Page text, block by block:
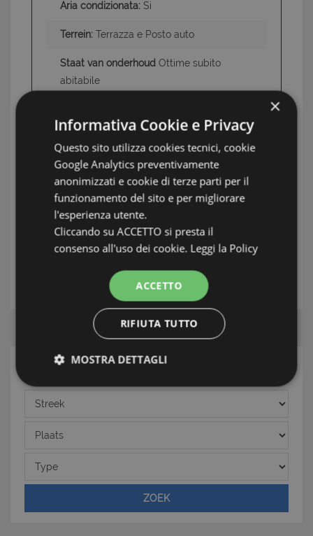
Aria condizionata: Si
Terrein: Terrazza e Posto auto
Staat van onderhoud Ottime subito
abitabile
MARINELLA / MONTEMARCELLO
TAG: Appartementen, Bocca di Magra /
Fiumaretta / Montemarcello/Marinella, Bocca
di Magra / Fiumaretta / Marinella /
Montemarcello
Streek
Plaats
Type
ZOEK
×
Informativa Cookie e Privacy
Questo sito utilizza cookies tecnici, cookie
Google Analytics preventivamente
anonimizzati e cookie di terze parti per il
funzionamento del sito e per migliorare
l'esperienza utente.
Cliccando su ACCETTO si presta il
consenso all'uso dei cookie. Leggi la Policy
ACCETTO
RIFIUTA TUTTO
MOSTRA DETTAGLI
Strettamente necessari e Statistiche
Strettamente necessari e Statistiche
I cookie strettamente necessari consentono